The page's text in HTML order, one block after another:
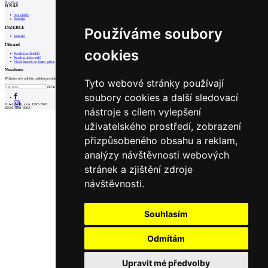
Používáme soubory
cookies
Tyto webové stránky používají
soubory cookies a další sledovací
nástroje s cílem vylepšení
uživatelského prostředí, zobrazení
přizpůsobeného obsahu a reklam,
analýzy návštěvnosti webových
stránek a zjištění zdroje
návštěvnosti.
Souhlasím
Odmítám
Upravit mé předvolby
PrevNext
O NÁS
Náš příběh
Kontakt
INZERCE
Kontakt
Uživatel
Katalog architektů
Katalog dodavatelů
Vložit inzerát do burzy práce
Newsletter
Přihlaste se k odběru našeho pravidelného týdenního newsletteru:
Fill in „nospam“
© Archiweb, s.r.o. 1997-2026
ISSN: 1801-3902